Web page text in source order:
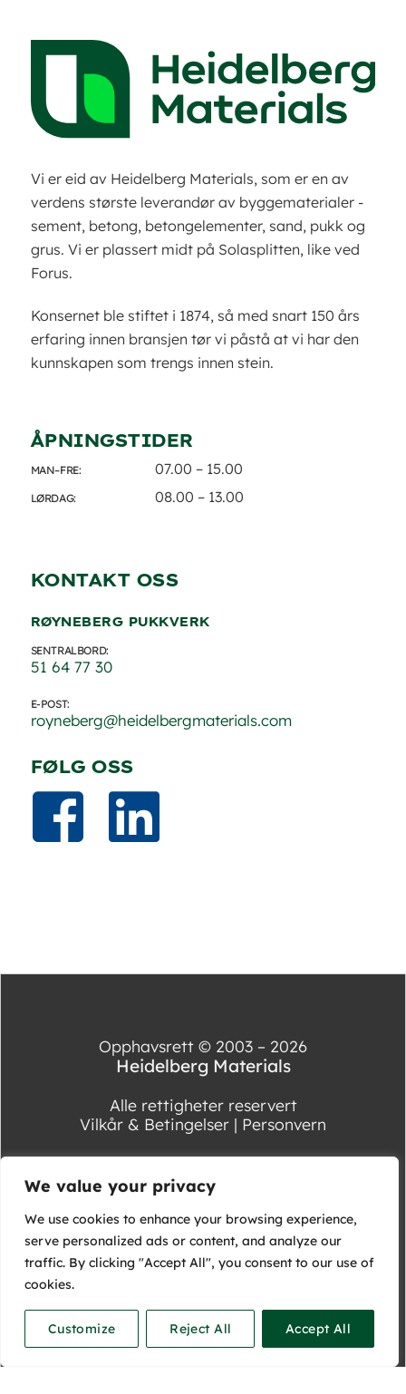
We value your privacy
We use cookies to enhance your browsing experience,
serve personalized ads or content, and analyze our
traffic. By clicking "Accept All", you consent to our use of
cookies.
Customize Reject All Accept All
Vi er eid av Heidelberg Materials, som er en av
verdens største leverandør av byggematerialer -
sement, betong, betongelementer, sand, pukk og
grus. Vi er plassert midt på Solasplitten, like ved
Forus.
Konsernet ble stiftet i 1874, så med snart 150 års
erfaring innen bransjen tør vi påstå at vi har den
kunnskapen som trengs innen stein.
ÅPNINGSTIDER
MAN–FRE:
LØRDAG:
07.00 – 15.00
08.00 – 13.00
KONTAKT OSS
RØYNEBERG PUKKVERK
SENTRALBORD:
51 64 77 30
E-POST:
royneberg@heidelbergmaterials.com
FØLG OSS
Opphavsrett © 2003 – 2026
Heidelberg Materials
Alle rettigheter reservert
Vilkår & Betingelser | Personvern